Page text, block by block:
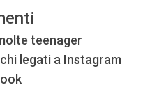
teenager
legati a Instagram